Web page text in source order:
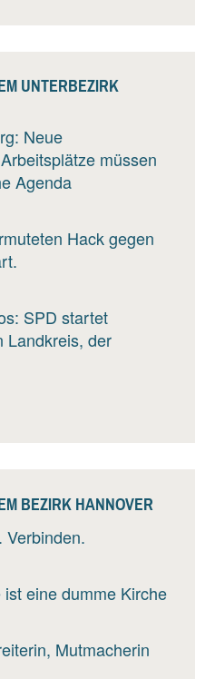
UNTERBEZIRK
Neue
müssen
Agenda
Hack gegen
SPD startet
Landkreis, der
BEZIRK HANNOVER
Verbinden.
eine dumme Kirche
Mutmacherin